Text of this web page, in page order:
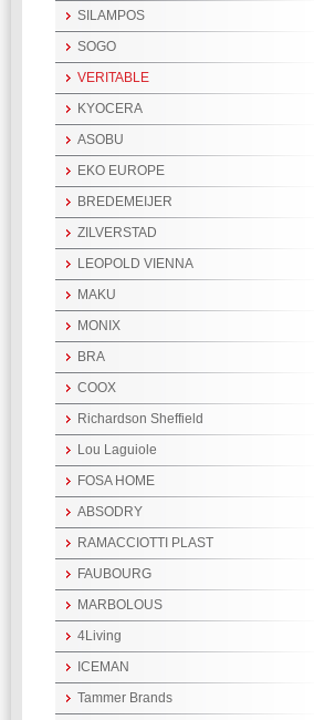
SILAMPOS
SOGO
VERITABLE
KYOCERA
ASOBU
EKO EUROPE
BREDEMEIJER
ZILVERSTAD
LEOPOLD VIENNA
MAKU
MONIX
BRA
COOX
Richardson Sheffield
Lou Laguiole
FOSA HOME
ABSODRY
RAMACCIOTTI PLAST
FAUBOURG
MARBOLOUS
4Living
ICEMAN
Tammer Brands